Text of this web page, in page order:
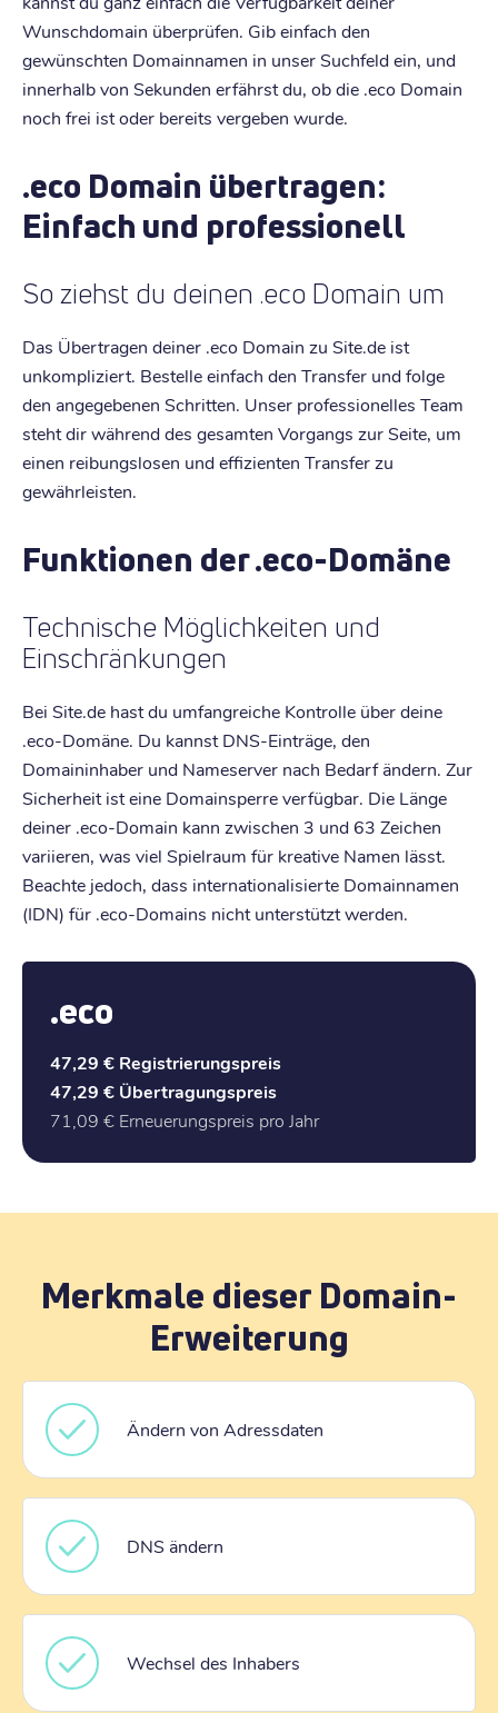
Wunschdomain überprüfen. Gib einfach den
gewünschten Domainnamen in unser Suchfeld ein, und
innerhalb von Sekunden erfährst du, ob die .eco Domain
noch frei ist oder bereits vergeben wurde.
.eco Domain übertragen:
Einfach und professionell
So ziehst du deinen .eco Domain um
Das Übertragen deiner .eco Domain zu Site.de ist
unkompliziert. Bestelle einfach den Transfer und folge
den angegebenen Schritten. Unser professionelles Team
steht dir während des gesamten Vorgangs zur Seite, um
einen reibungslosen und effizienten Transfer zu
gewährleisten.
Funktionen der .eco-Domäne
Technische Möglichkeiten und
Einschränkungen
Bei Site.de hast du umfangreiche Kontrolle über deine
.eco-Domäne. Du kannst DNS-Einträge, den
Domaininhaber und Nameserver nach Bedarf ändern. Zur
Sicherheit ist eine Domainsperre verfügbar. Die Länge
deiner .eco-Domain kann zwischen 3 und 63 Zeichen
variieren, was viel Spielraum für kreative Namen lässt.
Beachte jedoch, dass internationalisierte Domainnamen
(IDN) für .eco-Domains nicht unterstützt werden.
.eco
47,29 € Registrierungspreis
47,29 € Übertragungspreis
71,09 € Erneuerungspreis pro Jahr
Merkmale dieser Domain-
Erweiterung
Ändern von Adressdaten
DNS ändern
Wechsel des Inhabers